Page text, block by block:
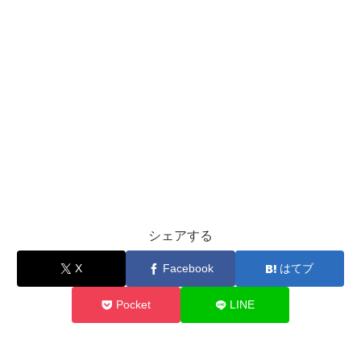
シェアする
X Facebook はてブ
Pocket LINE